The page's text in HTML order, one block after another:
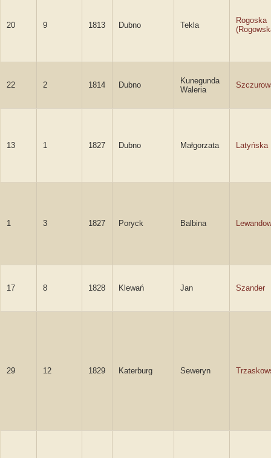
20 9 1813 Dubno Tekla
Rogoska
22 2 1814 Dubno
Kunegunda
Waleria
13 1 1827 Dubno Małgorzata Latyńska
1 3 1827 Poryck Balbina
17 8 1828 Klewań Jan Szander
29 12 1829 Katerburg Seweryn